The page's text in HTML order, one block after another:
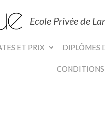
Ecole Privée de
ET PRIX DIPLÔMES
CONDITIONS